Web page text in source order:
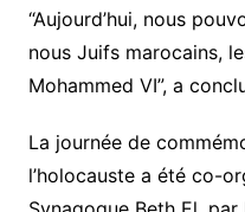
“Aujourd’hui, nous
nous Juifs marocains,
Mohammed VI”, a
La journée de
l’holocauste a été co-